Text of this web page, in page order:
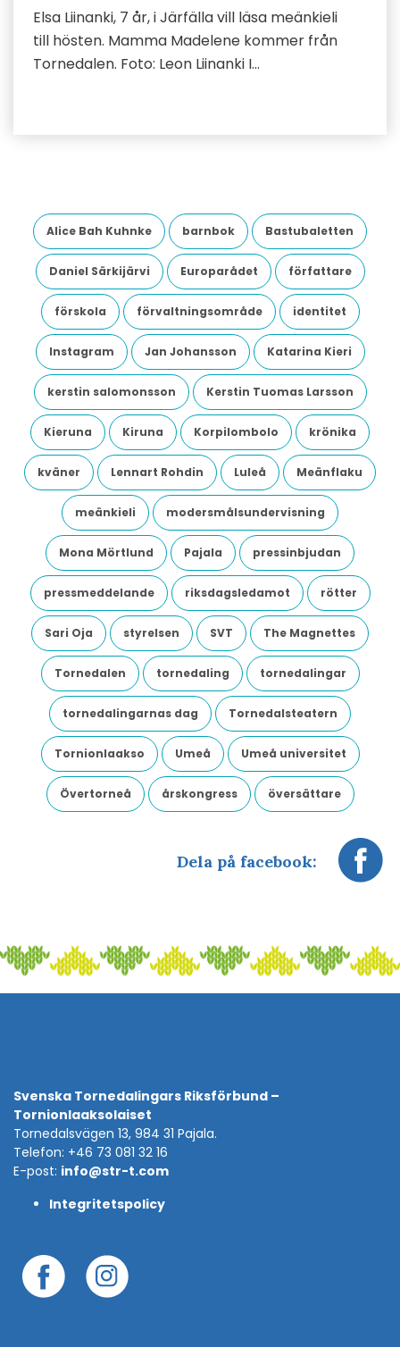
Elsa Liinanki, 7 år, i Järfälla vill läsa meänkieli
till hösten. Mamma Madelene kommer från
Tornedalen. Foto: Leon Liinanki I…
Alice Bah Kuhnke barnbok Bastubaletten
Daniel Särkijärvi Europarådet författare
förskola förvaltningsområde identitet
Instagram Jan Johansson Katarina Kieri
kerstin salomonsson Kerstin Tuomas Larsson
Kieruna Kiruna Korpilombolo krönika
kväner Lennart Rohdin Luleå Meänflaku
meänkieli modersmålsundervisning
Mona Mörtlund Pajala pressinbjudan
pressmeddelande riksdagsledamot rötter
Sari Oja styrelsen SVT The Magnettes
Tornedalen tornedaling tornedalingar
tornedalingarnas dag Tornedalsteatern
Tornionlaakso Umeå Umeå universitet
Övertorneå årskongress översättare
Dela på facebook:
Svenska Tornedalingars Riksförbund –
Tornionlaaksolaiset
Tornedalsvägen 13, 984 31 Pajala.
Telefon: +46 73 081 32 16
E-post: info@str-t.com
Integritetspolicy